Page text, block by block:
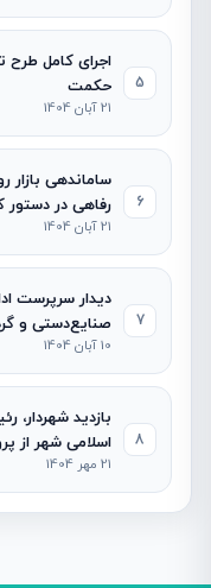
5
اجرای کامل طرح
حکمت
21 آبان 1404
6
ساماندهی بازار
رفاهی در دستور
21 آبان 1404
7
دیدار سرپرست
صنایع‌دستی و
با شهردار و
جاجرم
10 آبان 1404
8
بازدید
اسلامی شهر از
شهر
21 مهر 1404